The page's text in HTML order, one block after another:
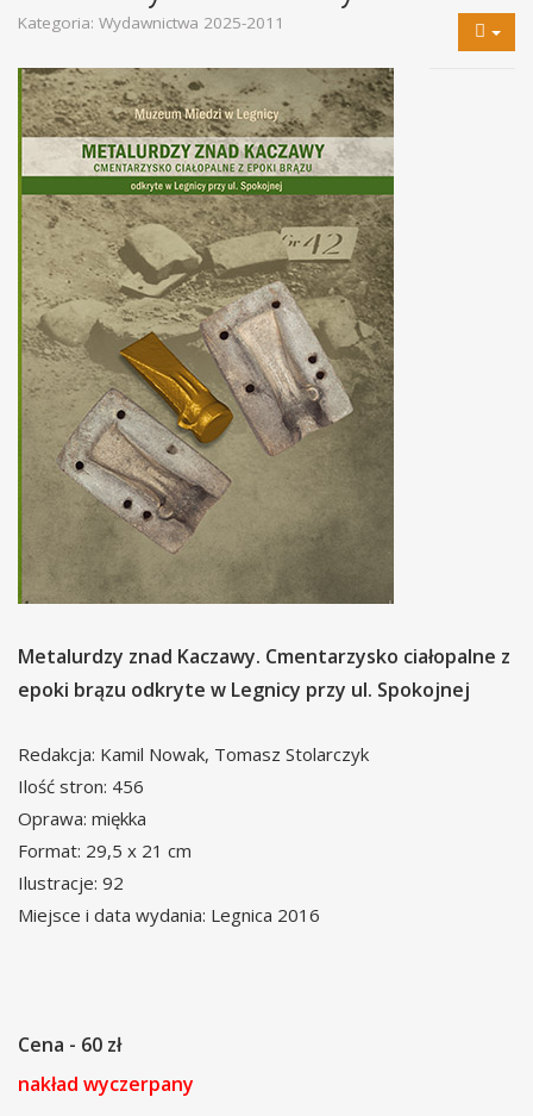
Kategoria: Wydawnictwa 2025-2011
Metalurdzy znad Kaczawy. Cmentarzysko ciałopalne z
epoki brązu odkryte w Legnicy przy ul. Spokojnej
Redakcja: Kamil Nowak, Tomasz Stolarczyk
Ilość stron: 456
Oprawa: miękka
Format: 29,5 x 21 cm
Ilustracje: 92
Miejsce i data wydania: Legnica 2016
Cena - 60 zł
nakład wyczerpany